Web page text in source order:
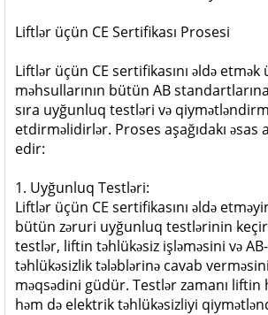
Liftlər üçün CE Sertifikası Prosesi
Liftlər üçün CE sertifikasını əldə
məhsullarının bütün AB
sıra uyğunluq testləri və
etdirməlidirlər. Proses aşağıdakı əsas
edir:
1. Uyğunluq Testləri:
Liftlər üçün CE sertifikasını əldə
bütün zəruri uyğunluq testlərinin
testlər, liftin təhlükəsiz işləməsini və
təhlükəsizlik tələblərinə cavab
məqsədini güdür. Testlər zamanı liftin
həm də elektrik təhlükəsizliyi